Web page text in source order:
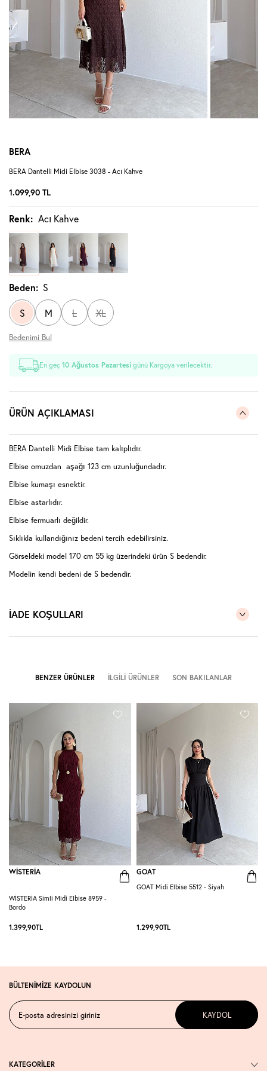
BERA
BERA Dantelli Midi Elbise 3038 - Acı Kahve
1.099,90 TL
Renk: Acı Kahve
Beden: S
S M L XL
Bedenimi Bul
En geç10 Ağustos Pazartesi günü Kargoya verilecektir.
ÜRÜN AÇIKLAMASI
BERA Dantelli Midi Elbise tam kalıplıdır.
Elbise omuzdan aşağı 123 cm uzunluğundadır.
Elbise kumaşı esnektir.
Elbise astarlıdır.
Elbise fermuarlı değildir.
Sıklıkla kullandığınız bedeni tercih edebilirsiniz.
Görseldeki model 170 cm 55 kg üzerindeki ürün S bedendir.
Modelin kendi bedeni de S bedendir.
İADE KOŞULLARI
BENZER ÜRÜNLER İLGILI ÜRÜNLER SON BAKILANLAR
WİSTERİA
WİSTERİA Simli Midi Elbise 8959 -
Bordo
1.399,90TL
GOAT
GOAT Midi Elbise 5512 - Siyah
1.299,90TL
BÜLTENİMİZE KAYDOLUN
KAYDOL
KATEGORİLER